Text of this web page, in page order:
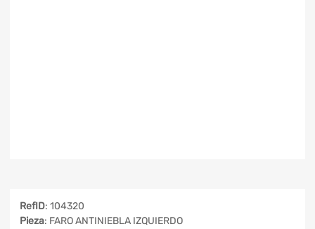
RefID: 104320
Pieza: FARO ANTINIEBLA IZQUIERDO